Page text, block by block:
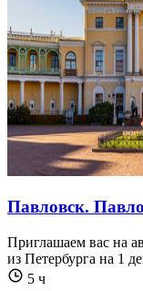
Павловск.
Приглашаем вас на
из Петербурга на 1
5 ч